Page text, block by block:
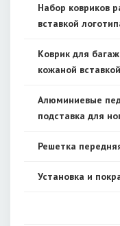
Набор ковриков
вставкой
Коврик для
кожаной
Алюминиевые
подставка для
Решетка
Установка и